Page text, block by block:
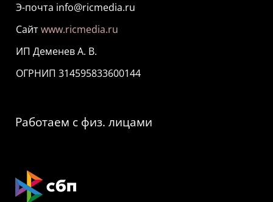
Э-почта info@ricmedia.ru
Сайтwww.ricmedia.ru
ИП Деменев А. В.
ОГРНИП 314595833600144
Работаем с физ. лицами